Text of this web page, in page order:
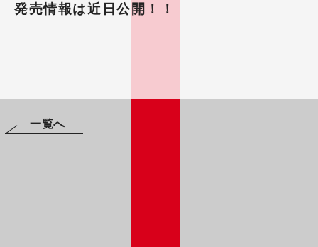
発売情報は近日公開！！
一覧へ